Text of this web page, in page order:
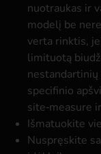
nuotraukas ir
modelį be
verta rinktis,
limituotą
specifinio
site‑measure
Išmatuokite
Nuspręskite